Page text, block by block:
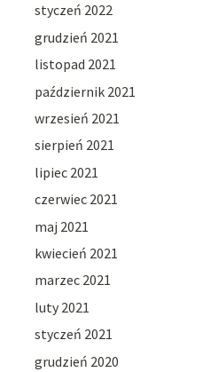
styczeń 2022
grudzień 2021
listopad 2021
październik 2021
wrzesień 2021
sierpień 2021
lipiec 2021
czerwiec 2021
maj 2021
kwiecień 2021
marzec 2021
luty 2021
styczeń 2021
grudzień 2020